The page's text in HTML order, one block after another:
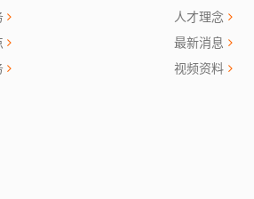
人才理念
最新消息
视频资料